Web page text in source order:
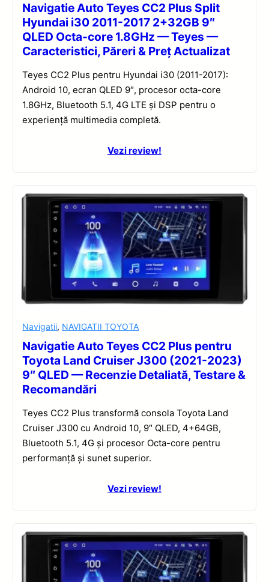
Navigatie Auto Teyes CC2 Plus Split
Hyundai i30 2011-2017 2+32GB 9″
QLED Octa-core 1.8GHz — Teyes —
Caracteristici, Păreri & Preț Actualizat
Teyes CC2 Plus pentru Hyundai i30 (2011-2017):
Android 10, ecran QLED 9″, procesor octa-core
1.8GHz, Bluetooth 5.1, 4G LTE și DSP pentru o
experiență multimedia completă.
Vezi review!
Navigatii, NAVIGATII TOYOTA
Navigatie Auto Teyes CC2 Plus pentru
Toyota Land Cruiser J300 (2021-2023)
9″ QLED — Recenzie Detaliată, Testare &
Recomandări
Teyes CC2 Plus transformă consola Toyota Land
Cruiser J300 cu Android 10, 9″ QLED, 4+64GB,
Bluetooth 5.1, 4G și procesor Octa-core pentru
performanță și sunet superior.
Vezi review!